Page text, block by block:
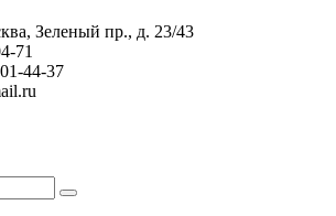
Зеленый пр., д. 23/43
71
44-37